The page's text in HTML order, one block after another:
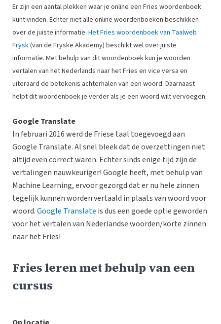
Er zijn een aantal plekken waar je online een Fries woordenboek
kunt vinden. Echter niet alle online woordenboeken beschikken
over de juiste informatie. Het Fries woordenboek van Taalweb
Frysk(van de Fryske Akademy) beschikt wel over juiste
informatie. Met behulp van dit woordenboek kun je woorden
vertalen van het Nederlands naar het Fries en vice versa en
uiteraard de betekenis achterhalen van een woord. Daarnaast
helpt dit woordenboek je verder als je een woord wilt vervoegen.
Google Translate
In februari 2016 werd de Friese taal toegevoegd aan
Google Translate. Al snel bleek dat de overzettingen niet
altijd even correct waren. Echter sinds enige tijd zijn de
vertalingen nauwkeuriger! Google heeft, met behulp van
Machine Learning, ervoor gezorgd dat er nu hele zinnen
tegelijk kunnen worden vertaald in plaats van woord voor
woord.Google Translate is dus een goede optie geworden
voor het vertalen van Nederlandse woorden/korte zinnen
naar het Fries!
Fries leren met behulp van een
cursus